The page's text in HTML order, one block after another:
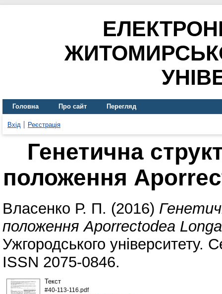
Головна Про сайт Перегляд
Вхід Реєстрація
Генетична
положення
Власенко Р. П. (2016)
положення Aporrectodea
Ужгородського університету.
ISSN 2075-0846.
Текст
#40-113-116.pdf